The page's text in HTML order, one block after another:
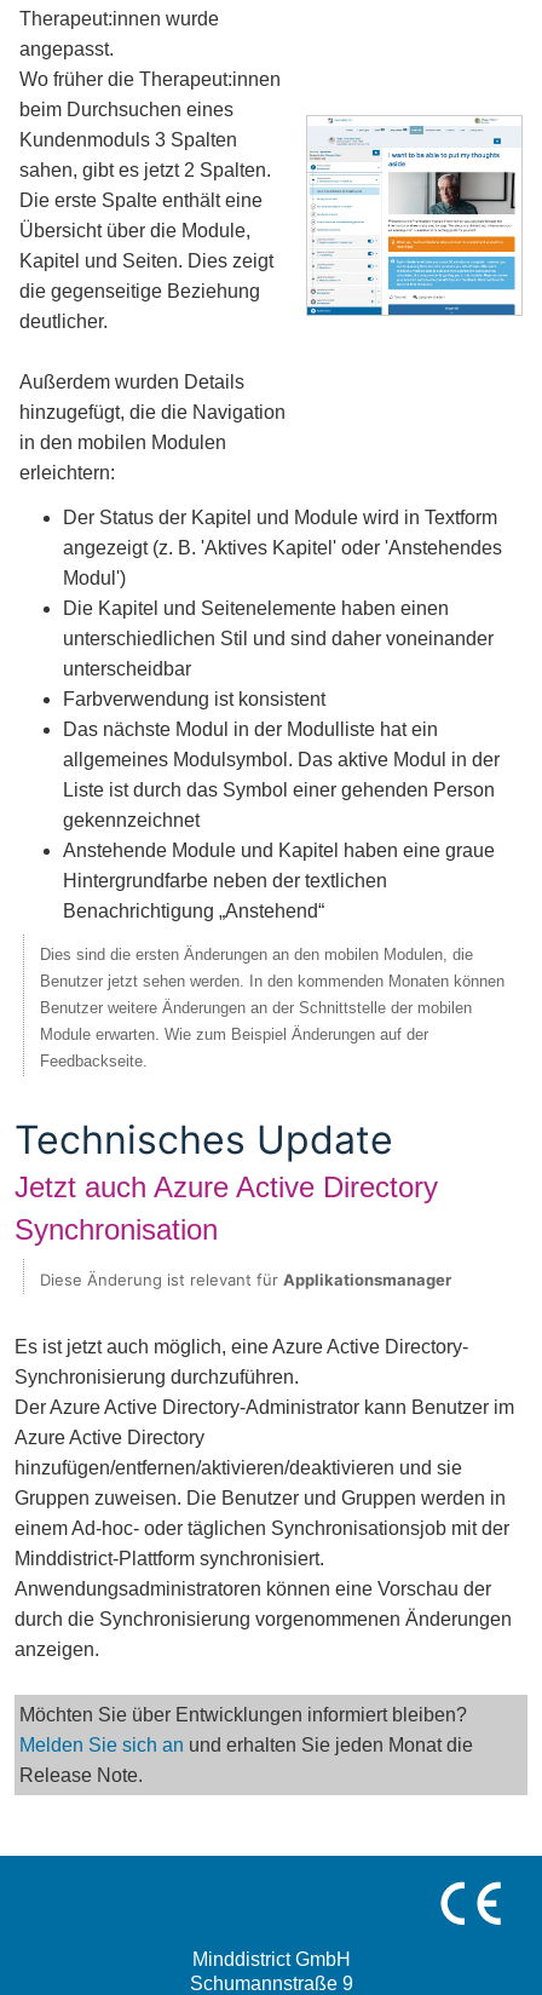
Therapeut:innen wurde
angepasst.
Wo früher die Therapeut:innen
beim Durchsuchen eines
Kundenmoduls 3 Spalten
sahen, gibt es jetzt 2 Spalten.
Die erste Spalte enthält eine
Übersicht über die Module,
Kapitel und Seiten. Dies zeigt
die gegenseitige Beziehung
deutlicher.
Außerdem wurden Details
hinzugefügt, die die Navigation
in den mobilen Modulen
erleichtern:
Der Status der Kapitel und Module wird in Textform
angezeigt (z. B. 'Aktives Kapitel' oder 'Anstehendes
Modul')
Die Kapitel und Seitenelemente haben einen
unterschiedlichen Stil und sind daher voneinander
unterscheidbar
Farbverwendung ist konsistent
Das nächste Modul in der Modulliste hat ein
allgemeines Modulsymbol. Das aktive Modul in der
Liste ist durch das Symbol einer gehenden Person
gekennzeichnet
Anstehende Module und Kapitel haben eine graue
Hintergrundfarbe neben der textlichen
Benachrichtigung „Anstehend“
Dies sind die ersten Änderungen an den mobilen Modulen, die
Benutzer jetzt sehen werden. In den kommenden Monaten können
Benutzer weitere Änderungen an der Schnittstelle der mobilen
Module erwarten. Wie zum Beispiel Änderungen auf der
Feedbackseite.
Technisches Update
Jetzt auch Azure Active Directory
Synchronisation
Diese Änderung ist relevant für Applikationsmanager
Es ist jetzt auch möglich, eine Azure Active Directory-
Synchronisierung durchzuführen.
Der Azure Active Directory-Administrator kann Benutzer im
Azure Active Directory
hinzufügen/entfernen/aktivieren/deaktivieren und sie
Gruppen zuweisen. Die Benutzer und Gruppen werden in
einem Ad-hoc- oder täglichen Synchronisationsjob mit der
Minddistrict-Plattform synchronisiert.
Anwendungsadministratoren können eine Vorschau der
durch die Synchronisierung vorgenommenen Änderungen
anzeigen.
Möchten Sie über Entwicklungen informiert bleiben?
Melden Sie sich an und erhalten Sie jeden Monat die
Release Note.
Minddistrict GmbH
Schumannstraße 9